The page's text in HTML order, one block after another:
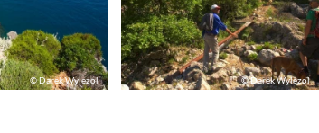
© Darek Wylezol © Darek Wylezol